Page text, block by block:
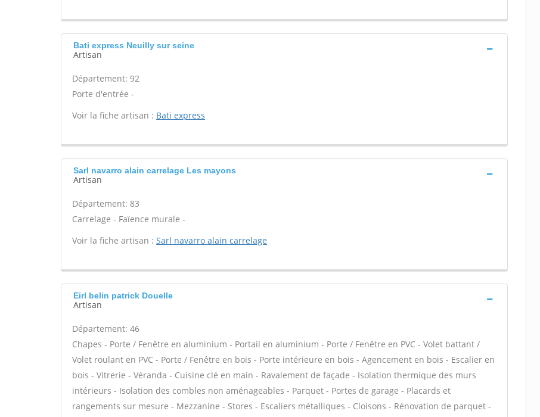
Bati express Neuilly sur seine
Artisan
Département: 92
Porte d'entrée -
Voir la fiche artisan : Bati express
Sarl navarro alain carrelage Les mayons
Artisan
Département: 83
Carrelage - Faïence murale -
Voir la fiche artisan : Sarl navarro alain carrelage
Eirl belin patrick Douelle
Artisan
Département: 46
Chapes - Porte / Fenêtre en aluminium - Portail en aluminium - Porte / Fenêtre en PVC - Volet battant /
Volet roulant en PVC - Porte / Fenêtre en bois - Porte intérieure en bois - Agencement en bois - Escalier en
bois - Vitrerie - Véranda - Cuisine clé en main - Ravalement de façade - Isolation thermique des murs
intérieurs - Isolation des combles non aménageables - Parquet - Portes de garage - Placards et
rangements sur mesure - Mezzanine - Stores - Escaliers métalliques - Cloisons - Rénovation de parquet -